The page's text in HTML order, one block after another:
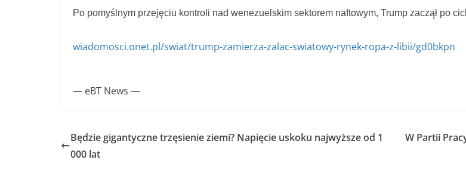
Po pomyślnym przejęciu kontroli nad wenezuelskim sektorem naftowym, Trump zaczął po
wiadomosci.onet.pl/swiat/trump-zamierza-zalac-swiatowy-rynek-ropa-z-libii/gd0bkpn
— eBT News —
Będzie gigantyczne trzęsienie ziemi? Napięcie uskoku najwyższe od 1
000 lat
W Partii